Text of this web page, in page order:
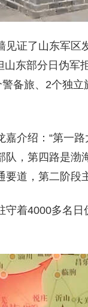
证了山东军区
东部分日伪军
备旅、2个独
介绍：“第一
，第四路是渤
道，第二阶段
着4000多名